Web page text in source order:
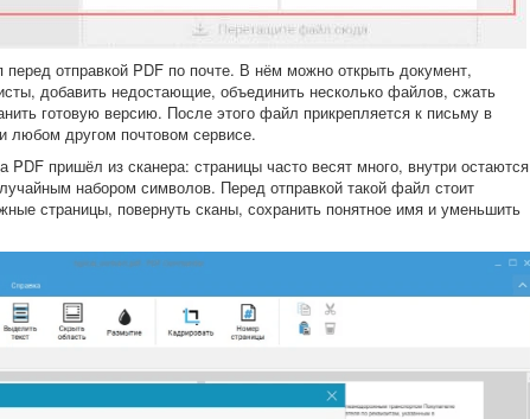
отправкой PDF по почте. В нём можно открыть документ,
добавить недостающие, объединить несколько файлов, сжать
готовую версию. После этого файл прикрепляется к письму в
любом другом почтовом сервисе.
PDF пришёл из сканера: страницы часто весят много, внутри остаются
набором символов. Перед отправкой такой файл стоит
страницы, повернуть сканы, сохранить понятное имя и уменьшить